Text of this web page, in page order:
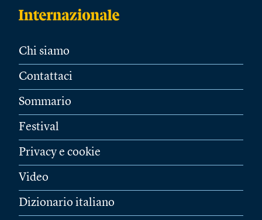
Chi siamo
Contattaci
Sommario
Festival
Privacy e cookie
Video
Dizionario italiano